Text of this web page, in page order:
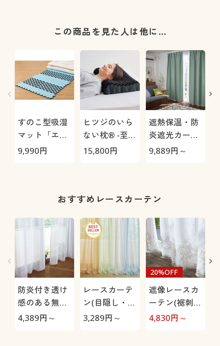
この商品を見た人は他に…
すのこ型吸湿
マット「エア
ージョブ®」
9,990円
ヒツジのいら
ない枕® -至
極-
15,800円
遮熱保温・防
炎遮光カーテ
ン(日本の色を
9,889円～
おすすめレースカーテン
防炎付き透け
感のある無地
ボイルカーテ
4,389円～
レースカーテ
ン(目隠し・
UVカット・防
3,289円～
遮像レースカ
ーテン(裾刺繍
入り)
20%OFF
4,830円～